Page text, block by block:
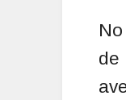
de